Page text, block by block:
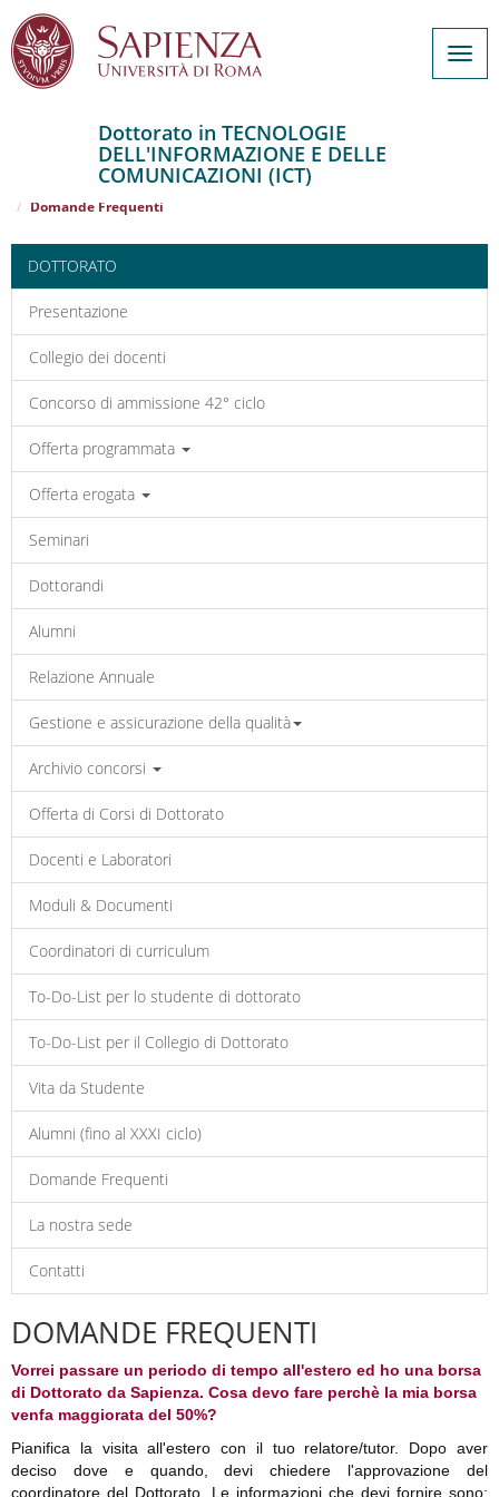
contenuto
Dottorato in TECNOLOGIE
DELL'INFORMAZIONE E DELLE
COMUNICAZIONI (ICT)
TECNOLOGIE DELL'INFORMAZIONE E DELLE COMUNICAZIONI (ICT)
Domande Frequenti
DOTTORATO
Presentazione
Collegio dei docenti
Concorso di ammissione 42° ciclo
Offerta programmata
Offerta erogata
Seminari
Dottorandi
Alumni
Relazione Annuale
Gestione e assicurazione della qualità
Archivio concorsi
Offerta di Corsi di Dottorato
Docenti e Laboratori
Moduli & Documenti
Coordinatori di curriculum
To-Do-List per lo studente di dottorato
To-Do-List per il Collegio di Dottorato
Vita da Studente
Alumni (fino al XXXI ciclo)
Domande Frequenti
La nostra sede
Contatti
DOMANDE FREQUENTI
Vorrei passare un periodo di tempo all'estero ed ho una borsa
di Dottorato da Sapienza. Cosa devo fare perchè la mia borsa
venfa maggiorata del 50%?
Pianifica la visita all'estero con il tuo relatore/tutor. Dopo aver
deciso dove e quando, devi chiedere l'approvazione del
coordinatore del Dottorato. Le informazioni che devi fornire sono: